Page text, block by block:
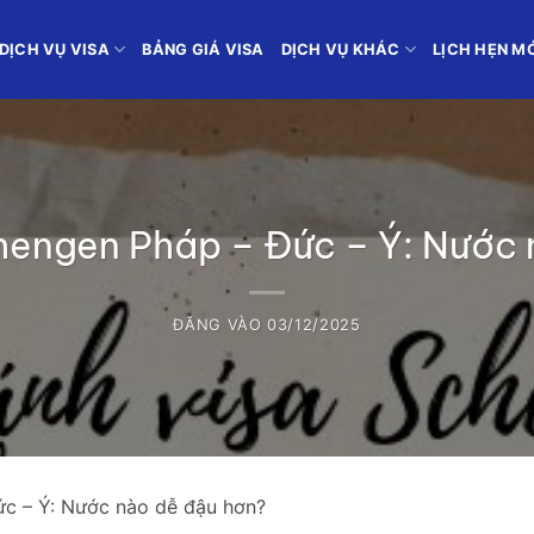
DỊCH VỤ VISA BẢNG GIÁ VISA DỊCH VỤ KHÁC LỊCH HẸN
Pháp – Đức – Ý: Nước
ĐĂNG VÀO03/12/2025
– Ý: Nước nào dễ đậu hơn?